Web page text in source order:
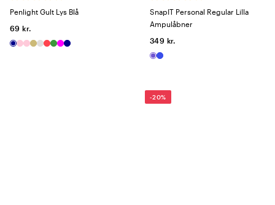
Penlight Gult Lys Blå
69 kr.
SnapIT Personal Regular Lilla
Ampulåbner
349 kr.
-20%